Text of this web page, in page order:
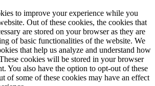
to improve your experience while you
Out of these cookies, the cookies that
are stored on your browser as they are
of basic functionalities of the website. We
that help us analyze and understand how
cookies will be stored in your browser
You also have the option to opt-out of these
of some of these cookies may have an effect